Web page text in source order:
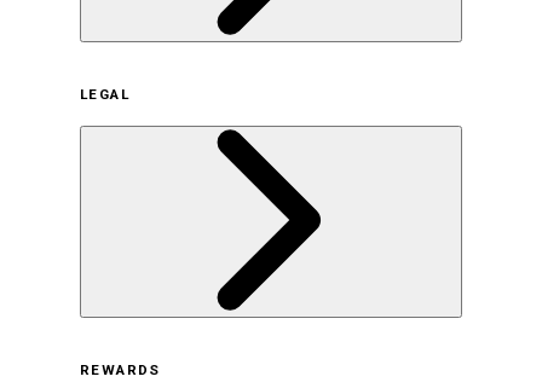
サステナビリティの取り組み（日本）
サステナビリティの取り組み（米国/英語）
ヒストリー
採用情報
LEGAL
REWARDS